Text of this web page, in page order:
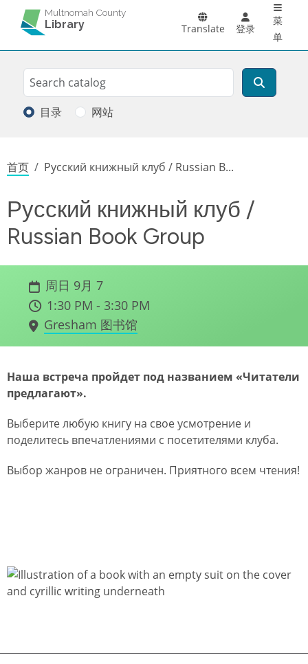
跳转到主要内容Multnomah County
Library Translate 登录
菜
单
Search
搜索
目录 网站
面包屑
首页 Русский книжный клуб / Russian B...
Русский книжный клуб /
Russian Book Group
周日 9月 7
1:30 PM - 3:30 PM
Gresham 图书馆
Наша встреча пройдет под названием «Читатели
предлагают».
Выберите любую книгу на свое усмотрение и
поделитесь впечатлениями с посетителями клуба.
Выбор жанров не ограничен. Приятного всем чтения!